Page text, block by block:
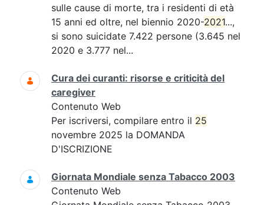
sulle cause di morte, tra i residenti di età
15 anni ed oltre, nel biennio 2020-2021...,
si sono suicidate 7.422 persone (3.645 nel
2020 e 3.777 nel...
Cura dei curanti: risorse e criticità del
caregiver
Contenuto Web
Per iscriversi, compilare entro il 25
novembre 2025 la DOMANDA
D'ISCRIZIONE
Giornata Mondiale senza Tabacco 2003
Contenuto Web